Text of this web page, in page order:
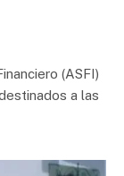
(ASFI)
a las